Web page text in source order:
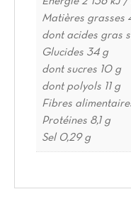
Matières grasses
dont acides gras
Glucides 34 g
dont sucres 10 g
dont polyols 11 g
Fibres
Protéines 8,1 g
Sel 0,29 g